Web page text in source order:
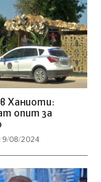
Ханиоти:
опит за
08/2024